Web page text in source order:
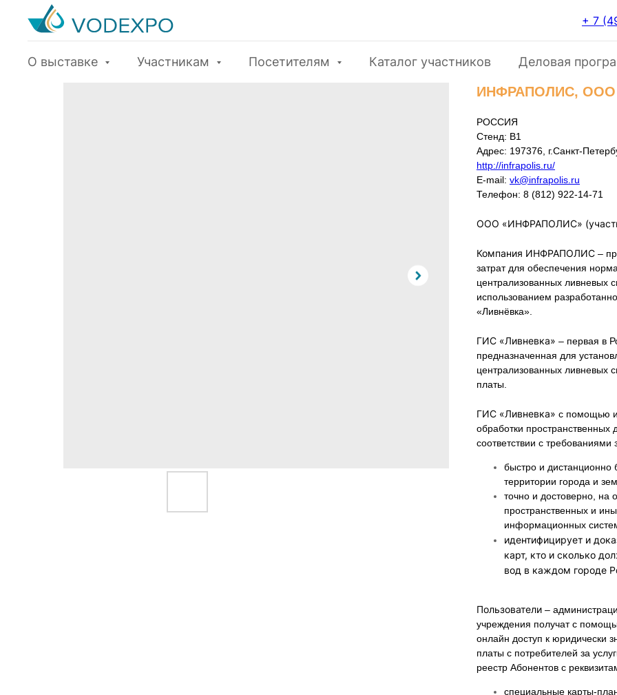
+ 7
О выставке Участникам Посетителям Каталог участников Деловая
ИНФРАПОЛИС, ООО
РОССИЯ
Стенд: B1
Адрес: 197376, г.Санкт-
http://infrapolis.ru/
E-mail: vk@infrapolis.ru
Телефон: 8 (812) 922-14-71
ОOO «ИНФРАПОЛИС»
Компания ИНФРАПОЛИС –
затрат для обеспечения
централизованных ливневых
использованием
«Ливнёвка».
ГИС «Ливневка» – первая в
предназначенная для
централизованных ливневых
платы.
ГИС «Ливневка» с помощью
обработки
соответствии с требованиями
быстро и дистанционно
территории города и
точно и достоверно, на
пространственных и
информационных
идентифицирует и
карт, кто и сколько
вод в каждом городе
Пользователи –
учреждения получат с
онлайн доступ к юридически
платы с потребителей за
реестр Абонентов с
специальные карты-